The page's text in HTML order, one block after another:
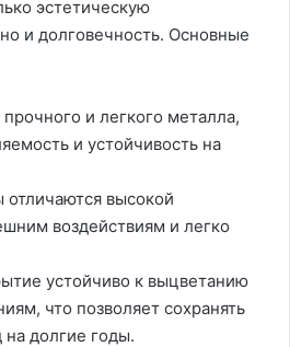
эстетическую
и долговечность. Основные
и легкого металла,
и устойчивость на
высокой
воздействиям и легко
устойчиво к выцветанию
что позволяет сохранять
долгие годы.